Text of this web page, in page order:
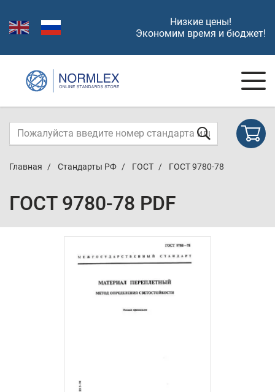
Низкие цены!
Экономим время и бюджет!
Главная Стандарты РФ ГОСТ ГОСТ 9780-78
ГОСТ 9780-78 PDF